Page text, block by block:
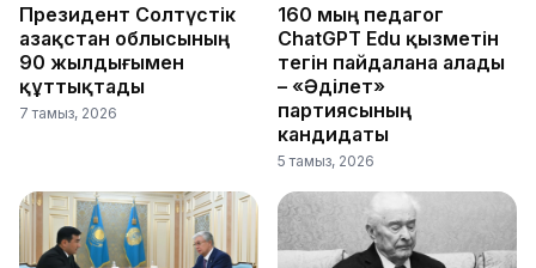
Президент Солтүстік
Қазақстан облысының
90 жылдығымен
құттықтады
7 тамыз, 2026
160 мың педагог
ChatGPT Edu қызметін
тегін пайдалана алады
– «Әділет»
партиясының
кандидаты
5 тамыз, 2026